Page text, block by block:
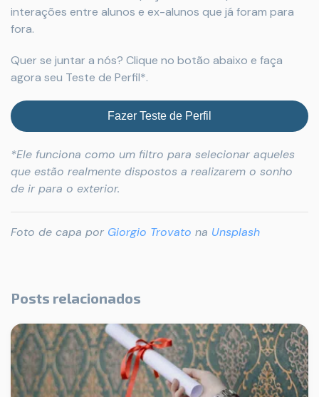
interações entre alunos e ex-alunos que já foram para
fora.
Quer se juntar a nós? Clique no botão abaixo e faça
agora seu Teste de Perfil*.
Fazer Teste de Perfil
*Ele funciona como um filtro para selecionar aqueles
que estão realmente dispostos a realizarem o sonho
de ir para o exterior.
Foto de capa por Giorgio Trovato na Unsplash
Posts relacionados